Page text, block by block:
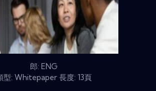
郎: ENG
型: Whitepaper 長度: 13頁